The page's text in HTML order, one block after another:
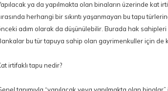
ya da yapılmakta olan binaların üzerinde kat
herhangi bir sıkıntı yaşanmayan bu tapu
adım olarak da düşünülebilir. Burada hak
bu tür tapuya sahip olan gayrimenkuller için de
irtifaklı tapu nedir?